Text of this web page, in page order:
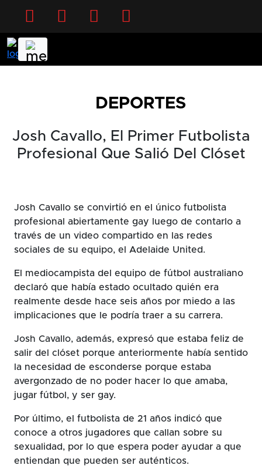
DEPORTES
Josh Cavallo, El Primer Futbolista
Profesional Que Salió Del Clóset
Josh Cavallo se convirtió en el único futbolista
profesional abiertamente gay luego de contarlo a
través de un video compartido en las redes
sociales de su equipo, el Adelaide United.
El mediocampista del equipo de fútbol australiano
declaró que había estado ocultado quién era
realmente desde hace seis años por miedo a las
implicaciones que le podría traer a su carrera.
Josh Cavallo, además, expresó que estaba feliz de
salir del clóset porque anteriormente había sentido
la necesidad de esconderse porque estaba
avergonzado de no poder hacer lo que amaba,
jugar fútbol, y ser gay.
Por último, el futbolista de 21 años indicó que
conoce a otros jugadores que callan sobre su
sexualidad, por lo que espera poder ayudar a que
entiendan que pueden ser auténticos.